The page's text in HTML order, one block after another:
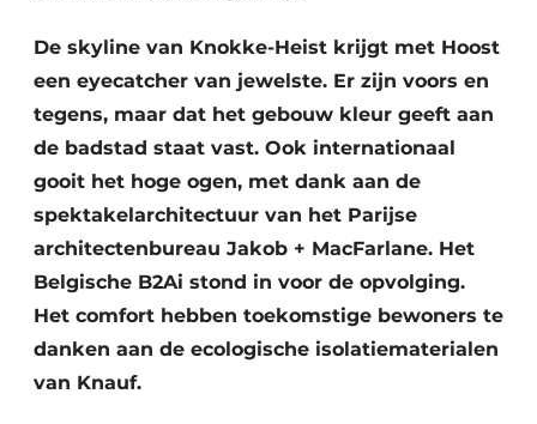
De skyline van Knokke-Heist krijgt met Hoost
een eyecatcher van jewelste. Er zijn voors en
tegens, maar dat het gebouw kleur geeft aan
de badstad staat vast. Ook internationaal
gooit het hoge ogen, met dank aan de
spektakelarchitectuur van het Parijse
architectenbureau Jakob + MacFarlane. Het
Belgische B2Ai stond in voor de opvolging.
Het comfort hebben toekomstige bewoners te
danken aan de ecologische isolatiematerialen
van Knauf.